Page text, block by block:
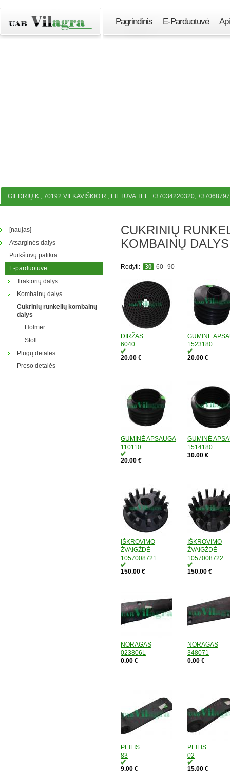
Pagrindinis E-Parduotuvė
GIEDRIŲ K., 70192 VILKAVIŠKIO R., LIETUVA TEL. +37034220320,
CUKRINIŲ
KOMBAINŲ DALYS
Rodyti: 30 60 90
DIRŽAS
6040
20.00 €
GUMINĖ
1523180
20.00 €
GUMINĖ APSAUGA
110110
20.00 €
GUMINĖ
1514180
30.00 €
IŠKROVIMO
ŽVAIGŽDĖ
1057008721
150.00 €
IŠKROVIMO
ŽVAIGŽDĖ
1057008722
150.00 €
NORAGAS
023806L
0.00 €
NORAGAS
348071
0.00 €
PEILIS
83
9.00 €
PEILIS
02
15.00 €
[naujas]
Atsarginės dalys
Purkštuvų patikra
E-parduotuve
Traktorių dalys
Kombainų dalys
Cukrinių runkelių kombainų
dalys
Holmer
Stoll
Plūgų detalės
Preso detalės